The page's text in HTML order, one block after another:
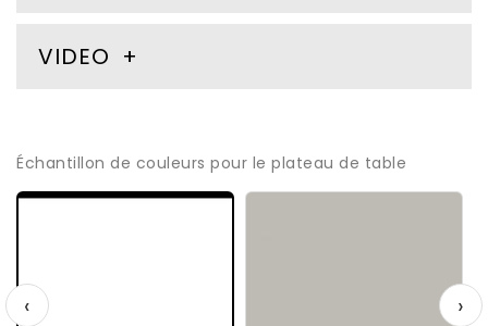
VIDEO
Échantillon de couleurs pour le plateau de table
‹ ›